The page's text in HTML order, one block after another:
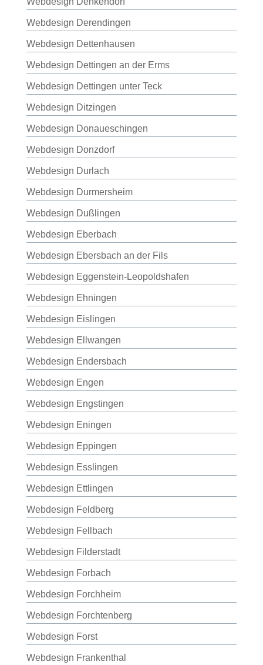
Webdesign Derendingen
Webdesign Dettenhausen
Webdesign Dettingen an der Erms
Webdesign Dettingen unter Teck
Webdesign Ditzingen
Webdesign Donaueschingen
Webdesign Donzdorf
Webdesign Durlach
Webdesign Durmersheim
Webdesign Dußlingen
Webdesign Eberbach
Webdesign Ebersbach an der Fils
Webdesign Eggenstein-Leopoldshafen
Webdesign Ehningen
Webdesign Eislingen
Webdesign Ellwangen
Webdesign Endersbach
Webdesign Engen
Webdesign Engstingen
Webdesign Eningen
Webdesign Eppingen
Webdesign Esslingen
Webdesign Ettlingen
Webdesign Feldberg
Webdesign Fellbach
Webdesign Filderstadt
Webdesign Forbach
Webdesign Forchheim
Webdesign Forchtenberg
Webdesign Forst
Webdesign Frankenthal